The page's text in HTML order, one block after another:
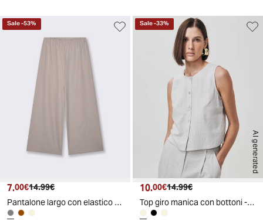
Sale-53%
Prezzo attuale
7.00€ Prezzo originale
14.99€
Pantalone largo con elastico in vita - Grigio fango
AI generated
Sale-33%
Prezzo attuale
10.00€ Prezzo originale
14.99€
Top giro manica con bottoni - Sabbia